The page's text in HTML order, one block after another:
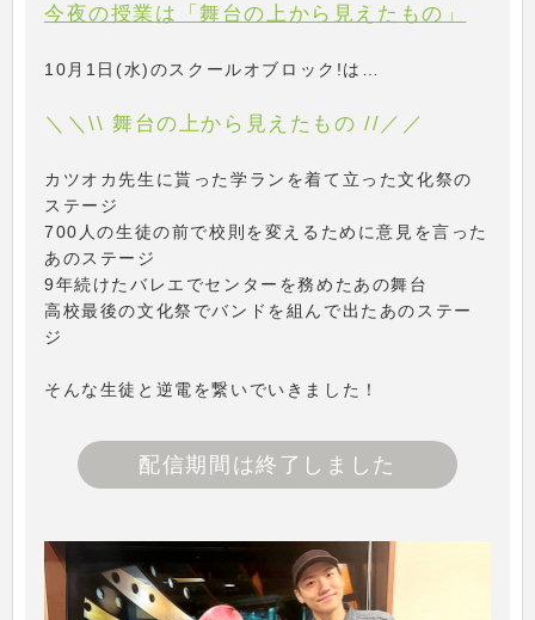
今夜の授業は「舞台の上から見えたもの」
10月1日(水)のスクールオブロック!は…
＼＼\\ 舞台の上から見えたもの //／／
カツオカ先生に貰った学ランを着て立った文化祭の
ステージ
700人の生徒の前で校則を変えるために意見を言った
あのステージ
9年続けたバレエでセンターを務めたあの舞台
高校最後の文化祭でバンドを組んで出たあのステー
ジ
そんな生徒と逆電を繋いでいきました！
配信期間は終了しました